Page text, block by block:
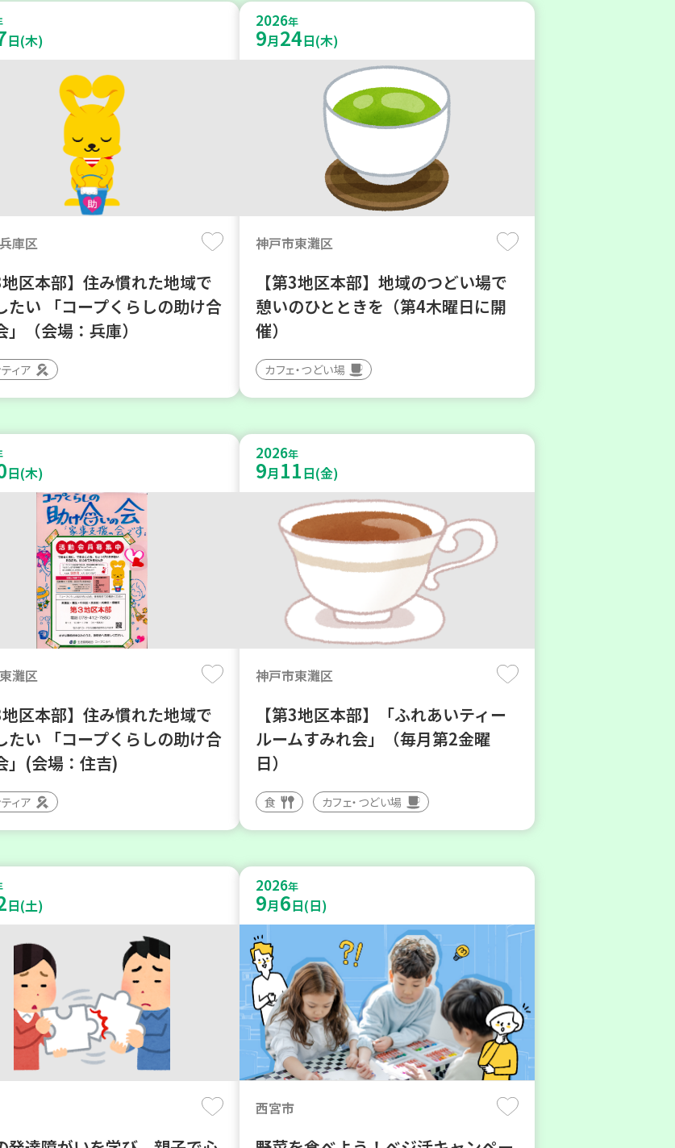
日(木)
庫区
地区本部】住み慣れた地域で
たい 「コープくらしの助け合
」（会場：兵庫）
ィア
2026年
9月24日(木)
神戸市東灘区
【第3地区本部】地域のつどい場で
憩いのひとときを（第4木曜日に開
催）
カフェ・つどい場
日(木)
灘区
地区本部】住み慣れた地域で
たい 「コープくらしの助け合
」(会場：住吉)
ィア
2026年
9月 11日(金)
神戸市東灘区
【第3地区本部】「ふれあいティー
ルームすみれ会」（毎月第2金曜
日）
食 カフェ・つどい場
日(土)
2026年
9月6日(日)
西宮市